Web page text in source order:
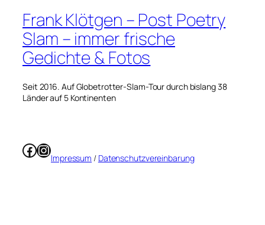
Frank Klötgen – Post Poetry
Slam – immer frische
Gedichte & Fotos
Seit 2016. Auf Globetrotter-Slam-Tour durch bislang 38
Länder auf 5 Kontinenten
Facebook
Instagram
Impressum / Datenschutzvereinbarung